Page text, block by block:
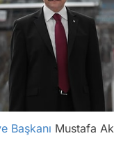
Başkanı Mustafa Ak